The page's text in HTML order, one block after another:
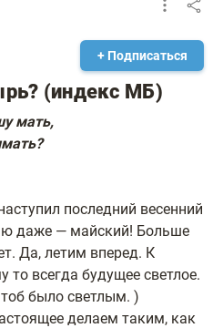
+ Подписаться
(индекс МБ)
мать,
последний весенний
даже — майский! Больше
Да, летим вперед. К
всегда будущее светлое.
было светлым. )
делаем таким, как